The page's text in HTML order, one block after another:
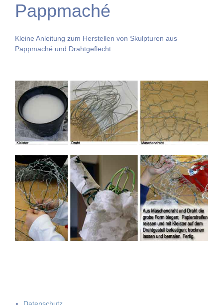
Pappmaché
Kleine Anleitung zum Herstellen von Skulpturen aus
Pappmaché und Drahtgeflecht
Datenschutz